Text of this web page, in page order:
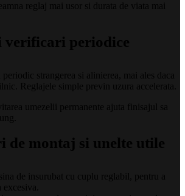
reglaj mai usor si durata de viata mai
verificari periodice
strangerea si alinierea, mai ales daca
Reglajele simple previn uzura accelerata.
umezelii permanente ajuta finisajul sa
de montaj si unelte utile
de insurubat cu cuplu reglabil, pentru a